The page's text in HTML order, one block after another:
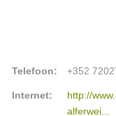
Telefoon: +352
Internet:
http://
alferwei...